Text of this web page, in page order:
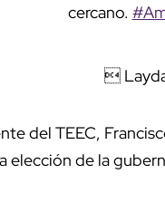
cercano.

del TEEC,
elección de la